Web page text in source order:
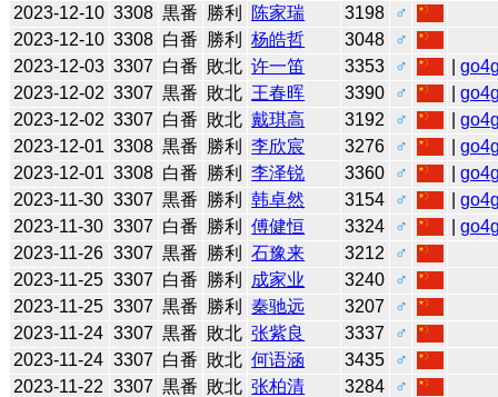
2023-12-10 3308 黒番 勝利 陈家瑞 3198
♂
2023-12-10 3308 白番 勝利 杨皓哲 3048
♂
2023-12-03 3307 白番 敗北 许一笛 3353 ♂ |
2023-12-02 3307 黒番 敗北 王春晖 3390 ♂ |
2023-12-02 3307 白番 敗北 戴琪高 3192 ♂ |
2023-12-01 3308 黒番 勝利 李欣宸 3276 ♂ |
2023-12-01 3308 白番 勝利 李泽锐 3360 ♂ |
2023-11-30 3307 黒番 勝利 韩卓然 3154 ♂ |
2023-11-30 3307 白番 勝利 傅健恒 3324 ♂ |
2023-11-26 3307 黒番 勝利 石豫来 3212
♂
2023-11-25 3307 白番 勝利 成家业 3240
♂
2023-11-25 3307 黒番 勝利 秦驰远 3207
♂
2023-11-24 3307 黒番 敗北 张紫良 3337
♂
2023-11-24 3307 白番 敗北 何语涵 3435
♂
2023-11-22 3307 黒番 敗北 张柏清 3284
♂